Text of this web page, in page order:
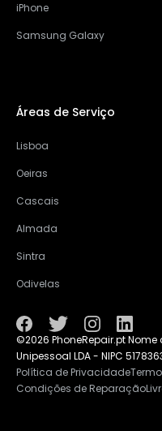
iPhone
Samsung Galaxy
Áreas de Serviço
Lisboa
Oeiras
Cascais
Almada
Sintra
Odivelas
©2026 PhoneRepair.pt
Unipessoal LDA - NIPC
Política de Privacidade
Condições de Reparação